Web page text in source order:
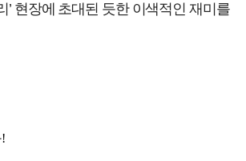
’ 현장에 초대된 듯한 이색적인 재미를